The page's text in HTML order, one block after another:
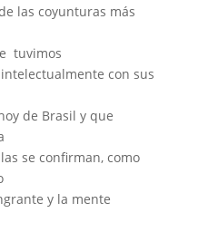
las coyunturas más
tuvimos
con sus
de Brasil y que
se confirman, como
y la mente